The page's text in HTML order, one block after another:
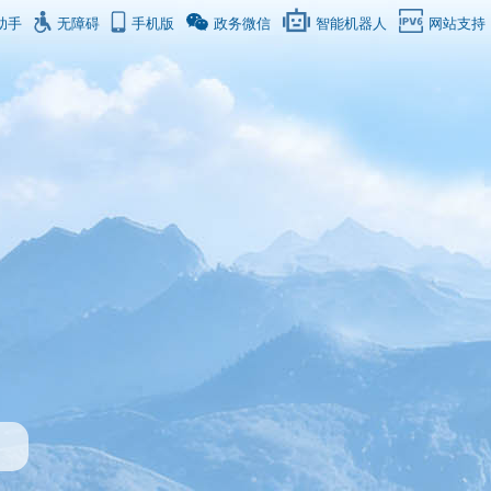
手 无障碍 手机版 政务微信 智能机器人 网站支持